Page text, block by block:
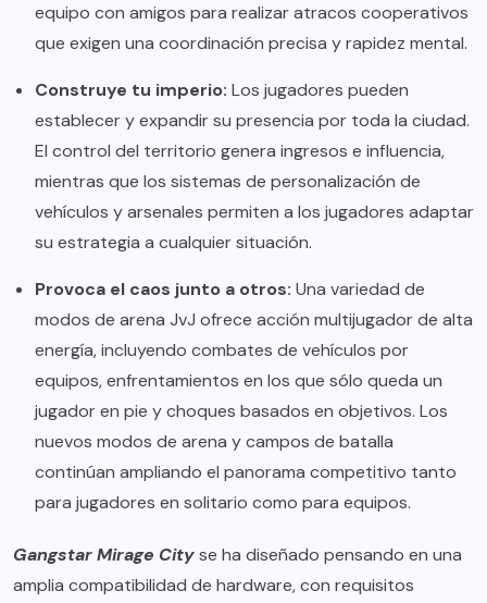
equipo con amigos para realizar atracos cooperativos
que exigen una coordinación precisa y rapidez mental.
Construye tu imperio: Los jugadores pueden
establecer y expandir su presencia por toda la ciudad.
El control del territorio genera ingresos e influencia,
mientras que los sistemas de personalización de
vehículos y arsenales permiten a los jugadores adaptar
su estrategia a cualquier situación.
Provoca el caos junto a otros: Una variedad de
modos de arena JvJ ofrece acción multijugador de alta
energía, incluyendo combates de vehículos por
equipos, enfrentamientos en los que sólo queda un
jugador en pie y choques basados en objetivos. Los
nuevos modos de arena y campos de batalla
continúan ampliando el panorama competitivo tanto
para jugadores en solitario como para equipos.
Gangstar Mirage Cityse ha diseñado pensando en una
amplia compatibilidad de hardware, con requisitos